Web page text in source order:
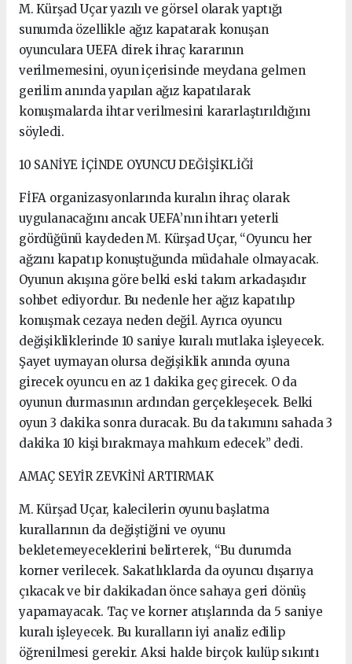
M. Kürşad Uçar yazılı ve görsel olarak yaptığı
sunumda özellikle ağız kapatarak konuşan
oyunculara UEFA direk ihraç kararının
verilmemesini, oyun içerisinde meydana gelmen
gerilim anında yapılan ağız kapatılarak
konuşmalarda ihtar verilmesini kararlaştırıldığını
söyledi.
10 SANİYE İÇİNDE OYUNCU DEĞİŞİKLİĞİ
FİFA organizasyonlarında kuralın ihraç olarak
uygulanacağını ancak UEFA’nın ihtarı yeterli
gördüğünü kaydeden M. Kürşad Uçar, “Oyuncu her
ağzını kapatıp konuştuğunda müdahale olmayacak.
Oyunun akışına göre belki eski takım arkadaşıdır
sohbet ediyordur. Bu nedenle her ağız kapatılıp
konuşmak cezaya neden değil. Ayrıca oyuncu
değişikliklerinde 10 saniye kuralı mutlaka işleyecek.
Şayet uymayan olursa değişiklik anında oyuna
girecek oyuncu en az 1 dakika geç girecek. O da
oyunun durmasının ardından gerçekleşecek. Belki
oyun 3 dakika sonra duracak. Bu da takımını sahada 3
dakika 10 kişi bırakmaya mahkum edecek” dedi.
AMAÇ SEYİR ZEVKİNİ ARTIRMAK
M. Kürşad Uçar, kalecilerin oyunu başlatma
kurallarının da değiştiğini ve oyunu
bekletemeyeceklerini belirterek, “Bu durumda
korner verilecek. Sakatlıklarda da oyuncu dışarıya
çıkacak ve bir dakikadan önce sahaya geri dönüş
yapamayacak. Taç ve korner atışlarında da 5 saniye
kuralı işleyecek. Bu kuralların iyi analiz edilip
öğrenilmesi gerekir. Aksi halde birçok kulüp sıkıntı